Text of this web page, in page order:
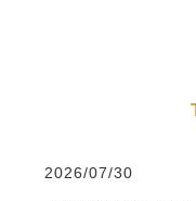
2026/07/30